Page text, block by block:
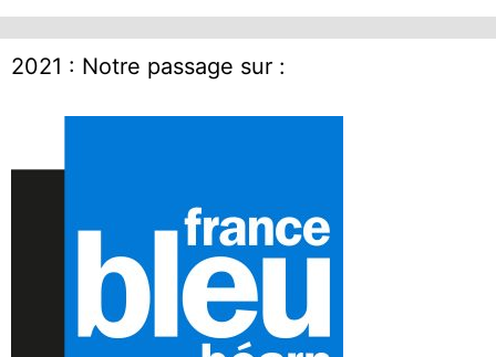
2021 : Notre passage sur :